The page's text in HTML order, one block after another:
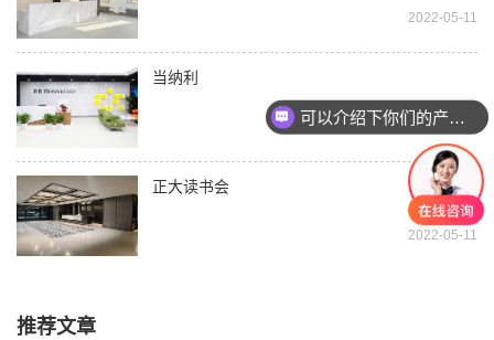
2022-05-11
当纳利
2022-05-19
正大读书会
2022-05-11
推荐文章